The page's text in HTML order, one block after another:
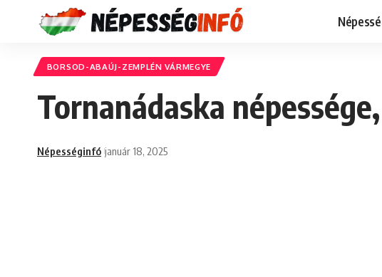
BORSOD-ABAÚJ-ZEMPLÉN VÁRMEGYE
Tornanádaska
Népességinfó január 18, 2025